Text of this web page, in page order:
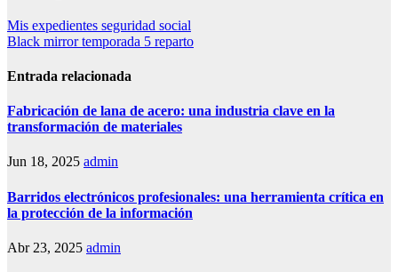
Mis expedientes seguridad social
Black mirror temporada 5 reparto
Entrada relacionada
Fabricación de lana de acero: una industria clave en la
transformación de materiales
Jun 18, 2025 admin
Barridos electrónicos profesionales: una herramienta crítica en
la protección de la información
Abr 23, 2025 admin